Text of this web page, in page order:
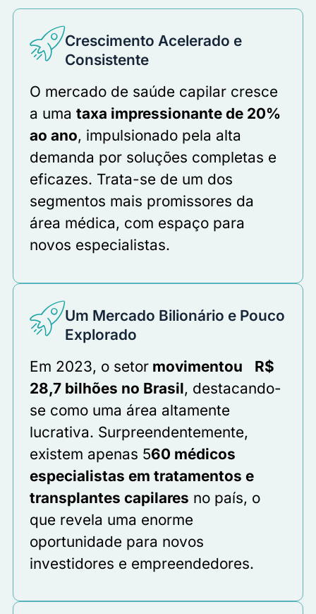
Crescimento Acelerado e
Consistente
O mercado de saúde capilar cresce
a uma taxa impressionante de 20%
ao ano, impulsionado pela alta
demanda por soluções completas e
eficazes. Trata-se de um dos
segmentos mais promissores da
área médica, com espaço para
novos especialistas.
Um Mercado Bilionário e Pouco
Explorado
Em 2023, o setor movimentou R$
28,7 bilhões no Brasil, destacando-
se como uma área altamente
lucrativa. Surpreendentemente,
existem apenas 560 médicos
especialistas em tratamentos e
transplantes capilares no país, o
que revela uma enorme
oportunidade para novos
investidores e empreendedores.